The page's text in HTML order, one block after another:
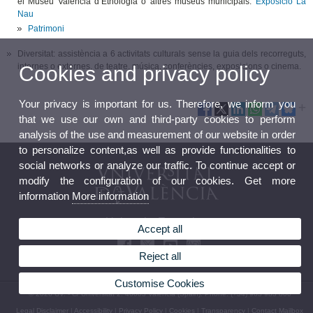
Nau
Patrimoni
Diversitat: assistència a 6 activitats culturals sense la guia dels recorreguts,
internes o externes, de teatre, música, conferències, exposicions o cinema.
University Extension
© 2026 UV. - C/ Universitat 2. 46003 València (Spain). Phone: (+34) 963 983 800
Legal Disclaimer Accessibility Privacy Policy Cookies Transparency Contact Mailbox
Cookies and privacy policy
Your privacy is important for us. Therefore, we inform you
that we use our own and third-party cookies to perform
analysis of the use and measurement of our website in order
to personalize content,as well as provide functionalities to
social networks or analyze our traffic. To continue accept or
modify the configuration of our cookies. Get more
information More information
Accept all
Reject all
Customise Cookies